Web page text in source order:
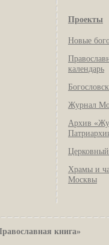
Проекты
Новые
календарь
Журнал
Архив
Храмы и
Москвы
книга»